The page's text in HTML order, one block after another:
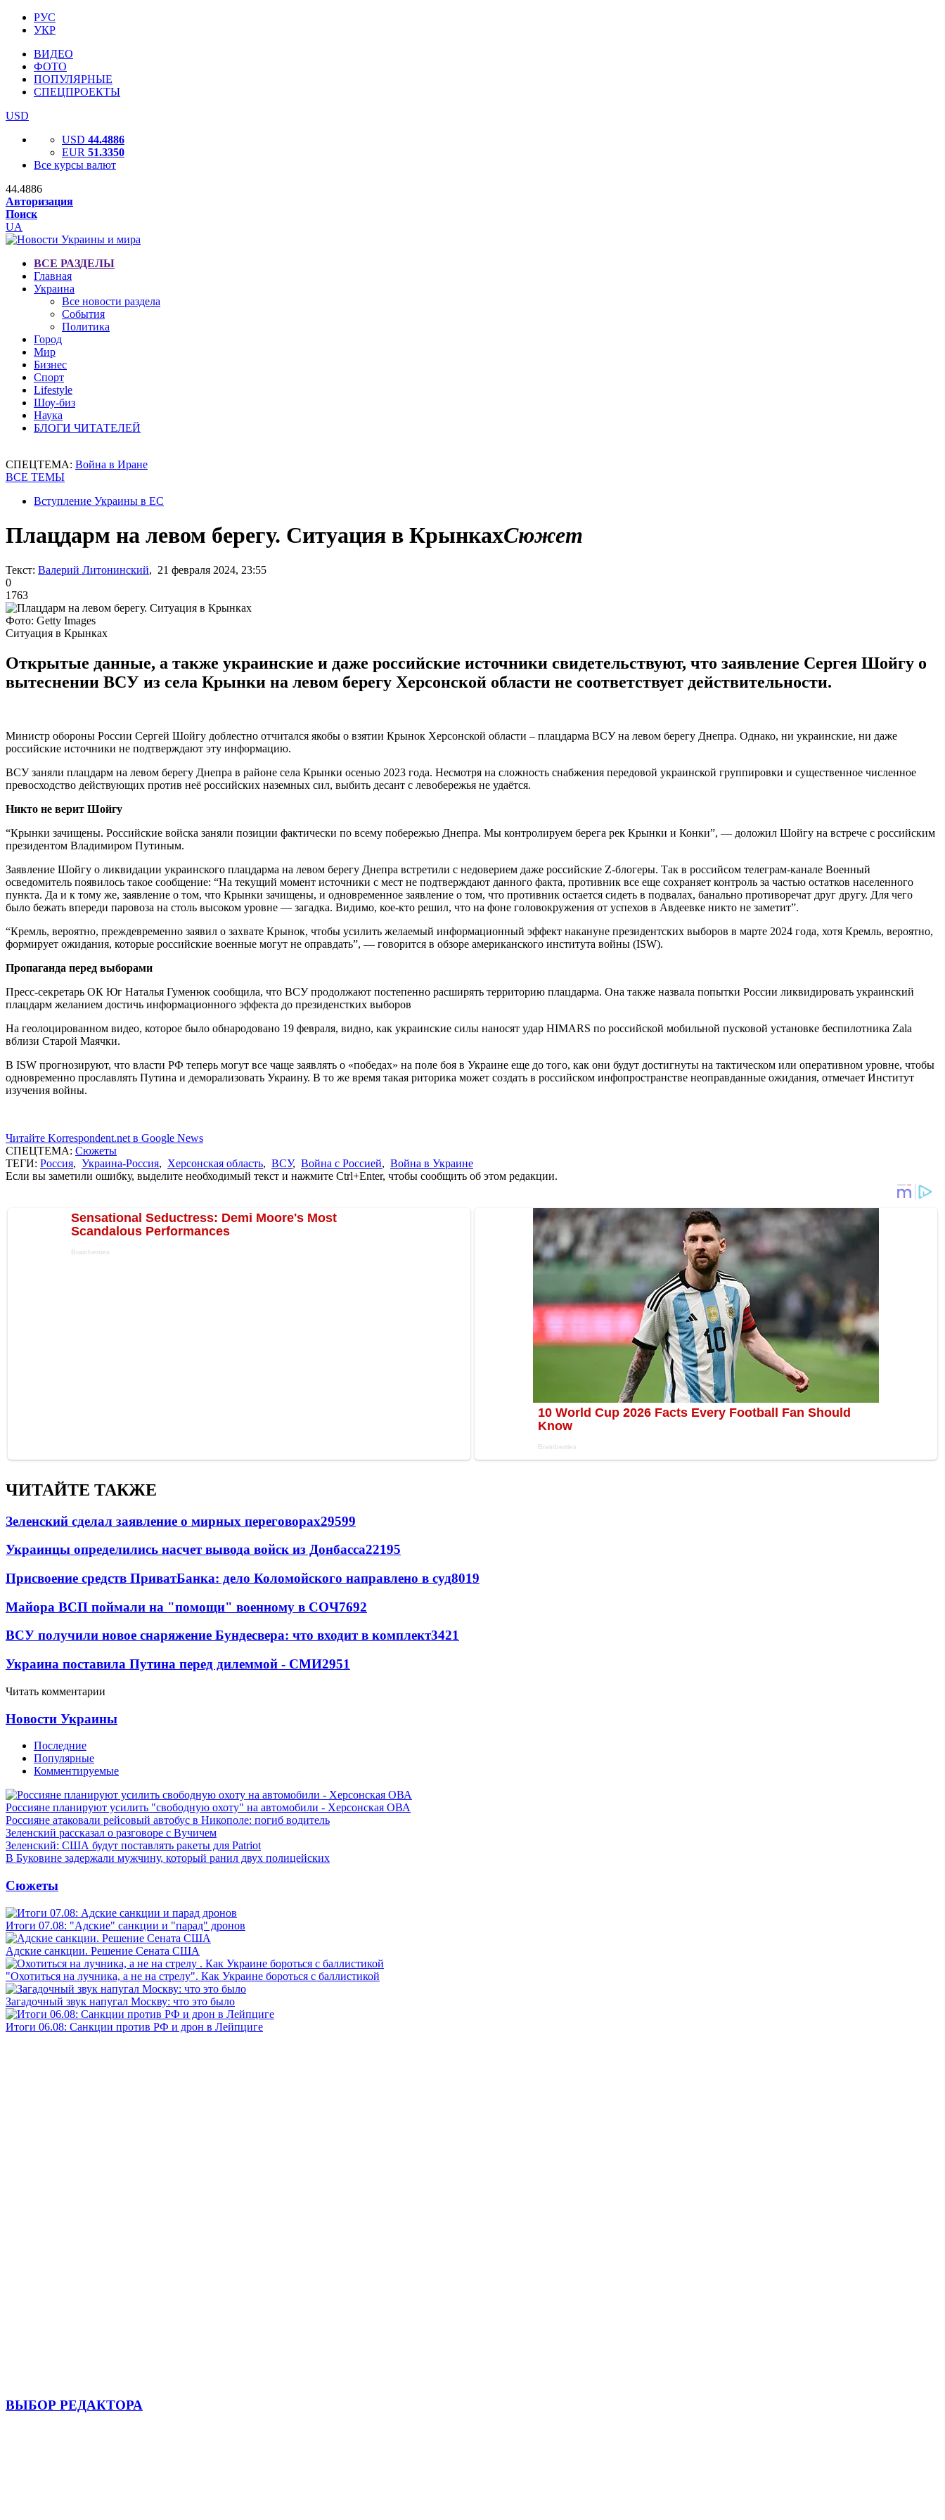
РУС
УКР
ВИДЕО
ФОТО
ПОПУЛЯРНЫЕ
СПЕЦПРОЕКТЫ
USD
USD 44.4886
EUR 51.3350
Все курсы валют
44.4886
Авторизация
Поиск
UA
ВСЕ РАЗДЕЛЫ
Главная
Украина
Все новости раздела
События
Политика
Город
Мир
Бизнес
Спорт
Lifestyle
Шоу-биз
Наука
БЛОГИ ЧИТАТЕЛЕЙ
СПЕЦТЕМА: Война в Иране
ВСЕ ТЕМЫ
Вступление Украины в ЕС
Плацдарм на левом берегу. Ситуация в КрынкахСюжет
Текст: Валерий Литонинский, 21 февраля 2024, 23:55
0
1763
Фото: Getty Images
Ситуация в Крынках
Открытые данные, а также украинские и даже российские источники свидетельствуют, что заявление Сергея Шойгу о
вытеснении ВСУ из села Крынки на левом берегу Херсонской области не соответствует действительности.
Министр обороны России Сергей Шойгу доблестно отчитался якобы о взятии Крынок Херсонской области – плацдарма ВСУ на левом берегу Днепра. Однако, ни украинские, ни даже
российские источники не подтверждают эту информацию.
ВСУ заняли плацдарм на левом берегу Днепра в районе села Крынки осенью 2023 года. Несмотря на сложность снабжения передовой украинской группировки и существенное численное
превосходство действующих против неё российских наземных сил, выбить десант с левобережья не удаётся.
Никто не верит Шойгу
“Крынки зачищены. Российские войска заняли позиции фактически по всему побережью Днепра. Мы контролируем берега рек Крынки и Конки”, — доложил Шойгу на встрече с российским
президентом Владимиром Путиным.
Заявление Шойгу о ликвидации украинского плацдарма на левом берегу Днепра встретили с недоверием даже российские Z-блогеры. Так в российсом телеграм-канале Военный
осведомитель появилось такое сообщение: “На текущий момент источники с мест не подтверждают данного факта, противник все еще сохраняет контроль за частью остатков населенного
пункта. Да и к тому же, заявление о том, что Крынки зачищены, и одновременное заявление о том, что противник остается сидеть в подвалах, банально противоречат друг другу. Для чего
было бежать впереди паровоза на столь высоком уровне — загадка. Видимо, кое-кто решил, что на фоне головокружения от успехов в Авдеевке никто не заметит”.
“Кремль, вероятно, преждевременно заявил о захвате Крынок, чтобы усилить желаемый информационный эффект накануне президентских выборов в марте 2024 года, хотя Кремль, вероятно,
формирует ожидания, которые российские военные могут не оправдать”, — говорится в обзоре американского института войны (ISW).
Пропаганда перед выборами
Пресс-секретарь ОК Юг Наталья Гуменюк сообщила, что ВСУ продолжают постепенно расширять территорию плацдарма. Она также назвала попытки России ликвидировать украинский
плацдарм желанием достичь информационного эффекта до президенстких выборов
На геолоцированном видео, которое было обнародовано 19 февраля, видно, как украинские силы наносят удар HIMARS по российской мобильной пусковой установке беспилотника Zala
вблизи Старой Маячки.
В ISW прогнозируют, что власти РФ теперь могут все чаще заявлять о «победах» на поле боя в Украине еще до того, как они будут достигнуты на тактическом или оперативном уровне, чтобы
одновременно прославлять Путина и деморализовать Украину. В то же время такая риторика может создать в российском инфопространстве неоправданные ожидания, отмечает Институт
изучения войны.
Читайте Korrespondent.net в Google News
СПЕЦТЕМА: Сюжеты
ТЕГИ: Россия, Украина-Россия, Херсонская область, ВСУ, Война с Россией, Война в Украине
Если вы заметили ошибку, выделите необходимый текст и нажмите Ctrl+Enter, чтобы сообщить об этом редакции.
ЧИТАЙТЕ ТАКЖЕ
Зеленский сделал заявление о мирных переговорах29599
Украинцы определились насчет вывода войск из Донбасса22195
Присвоение средств ПриватБанка: дело Коломойского направлено в суд8019
Майора ВСП поймали на "помощи" военному в СОЧ7692
ВСУ получили новое снаряжение Бундесвера: что входит в комплект3421
Украина поставила Путина перед дилеммой - СМИ2951
Читать комментарии
Новости Украины
Последние
Популярные
Комментируемые
Россияне планируют усилить "свободную охоту" на автомобили - Херсонская ОВА
Россияне атаковали рейсовый автобус в Никополе: погиб водитель
Зеленский рассказал о разговоре с Вучичем
Зеленский: США будут поставлять ракеты для Patriot
В Буковине задержали мужчину, который ранил двух полицейских
Сюжеты
Итоги 07.08: "Адские" санкции и "парад" дронов
Адские санкции. Решение Сената США
"Охотиться на лучника, а не на стрелу". Как Украине бороться с баллистикой
Загадочный звук напугал Москву: что это было
Итоги 06.08: Санкции против РФ и дрон в Лейпциге
ВЫБОР РЕДАКТОРА